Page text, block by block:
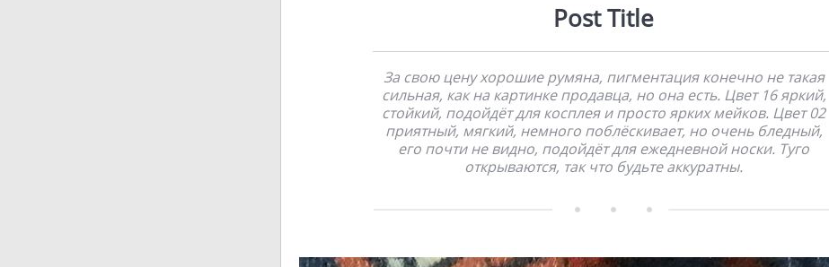
Post Title
За свою цену хорошие румяна, пигментация конечно не такая
сильная, как на картинке продавца, но она есть. Цвет 16 яркий,
стойкий, подойдёт для косплея и просто ярких мейков. Цвет 02
приятный, мягкий, немного поблёскивает, но очень бледный,
его почти не видно, подойдёт для ежедневной носки. Туго
открываются, так что будьте аккуратны.